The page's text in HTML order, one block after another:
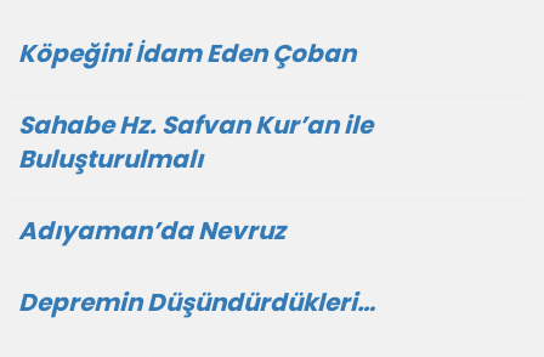
Köpeğini İdam Eden Çoban
Sahabe Hz. Safvan Kur’an ile
Buluşturulmalı
Adıyaman’da Nevruz
Depremin Düşündürdükleri…